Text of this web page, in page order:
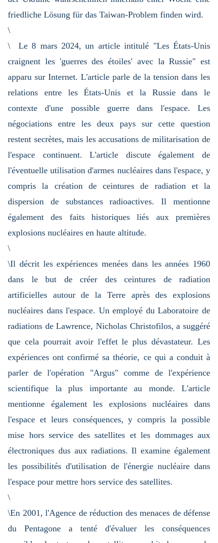
friedliche Lösung für das Taiwan-Problem finden wird.
\
\ Le 8 mars 2024, un article intitulé "Les États-Unis
craignent les 'guerres des étoiles' avec la Russie" est
apparu sur Internet. L'article parle de la tension dans les
relations entre les États-Unis et la Russie dans le
contexte d'une possible guerre dans l'espace. Les
négociations entre les deux pays sur cette question
restent secrètes, mais les accusations de militarisation de
l'espace continuent. L'article discute également de
l'éventuelle utilisation d'armes nucléaires dans l'espace, y
compris la création de ceintures de radiation et la
dispersion de substances radioactives. Il mentionne
également des faits historiques liés aux premières
explosions nucléaires en haute altitude.
\
\Il décrit les expériences menées dans les années 1960
dans le but de créer des ceintures de radiation
artificielles autour de la Terre après des explosions
nucléaires dans l'espace. Un employé du Laboratoire de
radiations de Lawrence, Nicholas Christofilos, a suggéré
que cela pourrait avoir l'effet le plus dévastateur. Les
expériences ont confirmé sa théorie, ce qui a conduit à
parler de l'opération "Argus" comme de l'expérience
scientifique la plus importante au monde. L'article
mentionne également les explosions nucléaires dans
l'espace et leurs conséquences, y compris la possible
mise hors service des satellites et les dommages aux
électroniques dus aux radiations. Il examine également
les possibilités d'utilisation de l'énergie nucléaire dans
l'espace pour mettre hors service des satellites.
\
\En 2001, l'Agence de réduction des menaces de défense
du Pentagone a tenté d'évaluer les conséquences